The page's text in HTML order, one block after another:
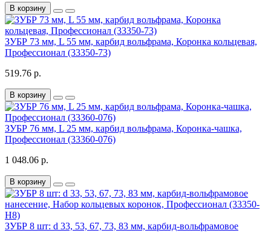
В корзину
ЗУБР 73 мм, L 55 мм, карбид вольфрама, Коронка кольцевая,
Профессионал (33350-73)
519.76 р.
В корзину
ЗУБР 76 мм, L 25 мм, карбид вольфрама, Коронка-чашка,
Профессионал (33360-076)
1 048.06 р.
В корзину
ЗУБР 8 шт: d 33, 53, 67, 73, 83 мм, карбид-вольфрамовое